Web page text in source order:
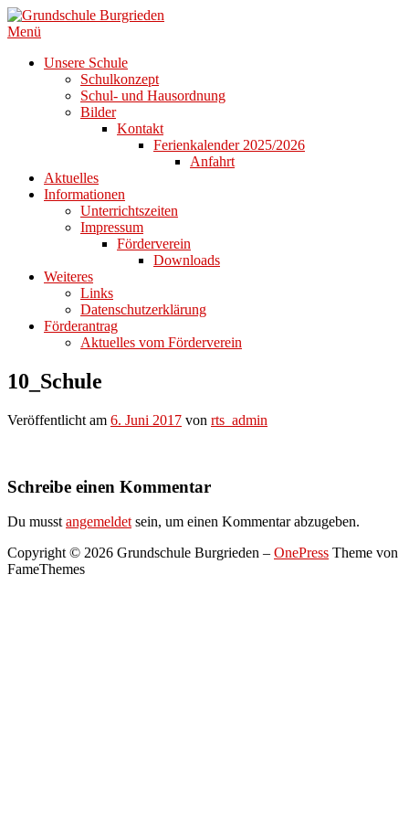
Zum
Inhalt
Menü
Unsere Schule
Schulkonzept
Schul- und Hausordnung
Bilder
Kontakt
Ferienkalender 2025/2026
Anfahrt
Aktuelles
Informationen
Unterrichtszeiten
Impressum
Förderverein
Downloads
Weiteres
Links
Datenschutzerklärung
Förderantrag
Aktuelles vom Förderverein
10_Schule
Veröffentlicht am 6. Juni 2017 von rts_admin
Schreibe einen Kommentar
Du musst angemeldet sein, um einen Kommentar abzugeben.
Copyright © 2026 Grundschule Burgrieden – OnePress Theme von
FameThemes